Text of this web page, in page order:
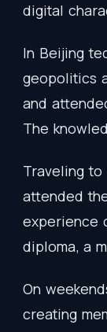
digital
In Beijing
geopolitics
and
The
Traveling to
attended
experience
diploma, a
On
creating